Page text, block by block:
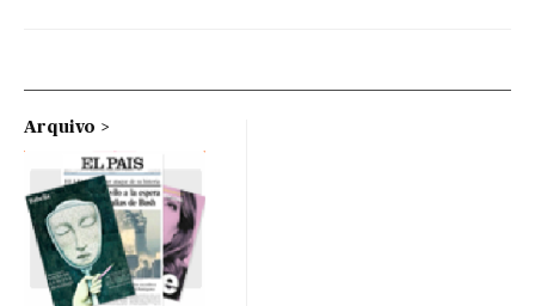
Arquivo